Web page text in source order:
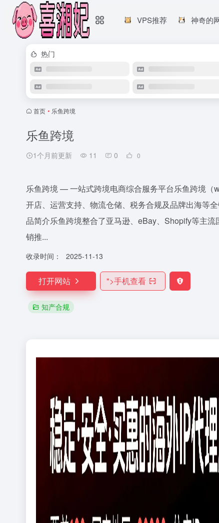
VPS推荐 神奇的
热门
首页 • 乐鱼跨境
乐鱼跨境
1个月前更新 11 0 0
乐鱼跨境 — 一站式跨境电商综合服务平台乐鱼跨境
开店、运营支持、物流仓储、税务合规及品牌出海等
品简介乐鱼跨境整合了亚马逊、eBay、Shopify等主
销推...
收录时间： 2025-11-13
打开网站 ">手机查看
知产合规